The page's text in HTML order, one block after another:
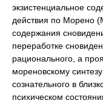
экзистенциальное
действия по Морено
содержания
переработке
рационального, а
мореновскому
сознательного в
психическом